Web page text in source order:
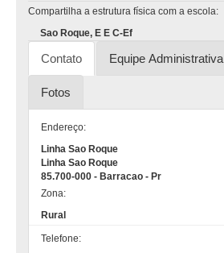
Compartilha a estrutura física com a escola:
Sao Roque, E E C-Ef
Contato Equipe Administrativa
Fotos
Endereço:
Linha Sao Roque
Linha Sao Roque
85.700-000 - Barracao - Pr
Zona:
Rural
Telefone: